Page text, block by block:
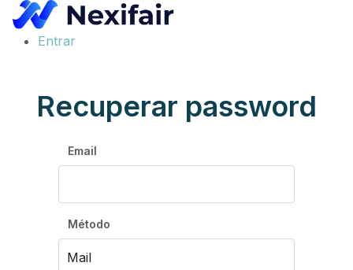
Entrar
Recuperar password
Email
Método